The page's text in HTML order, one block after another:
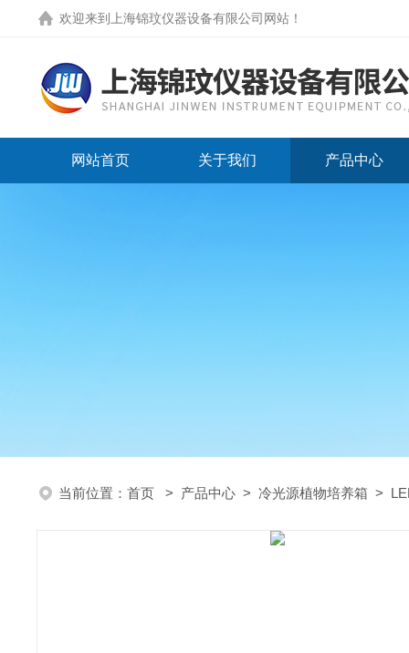
欢迎来到 上海锦玟仪器设备有限公司网站 ！
网站首页 关于我们 产品中心
当前位置： 首页 > 产品中心 > 冷光源植物培养箱 >